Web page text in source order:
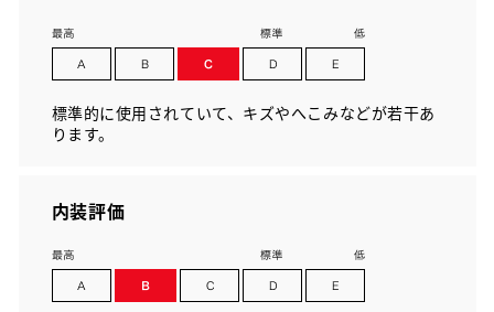
標準的に使用されていて、キズやへこみなどが若干あ
ります。
内装評価